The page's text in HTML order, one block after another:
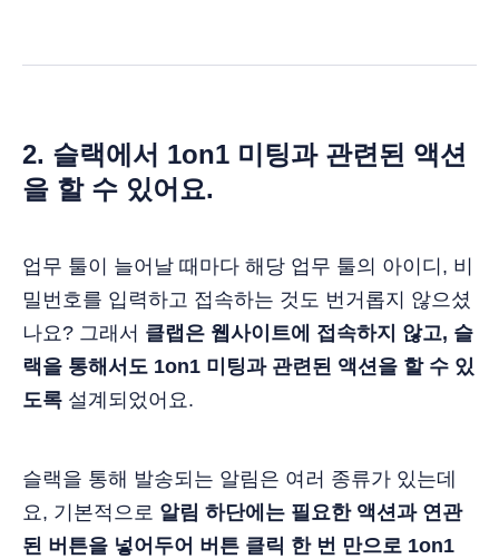
2. 슬랙에서 1on1 미팅과 관련된 액션
을 할 수 있어요.
업무 툴이 늘어날 때마다 해당 업무 툴의 아이디, 비
밀번호를 입력하고 접속하는 것도 번거롭지 않으셨
나요? 그래서 클랩은 웹사이트에 접속하지 않고, 슬
랙을 통해서도 1on1 미팅과 관련된 액션을 할 수 있
도록 설계되었어요.
슬랙을 통해 발송되는 알림은 여러 종류가 있는데
요, 기본적으로 알림 하단에는 필요한 액션과 연관
된 버튼을 넣어두어 버튼 클릭 한 번 만으로 1on1